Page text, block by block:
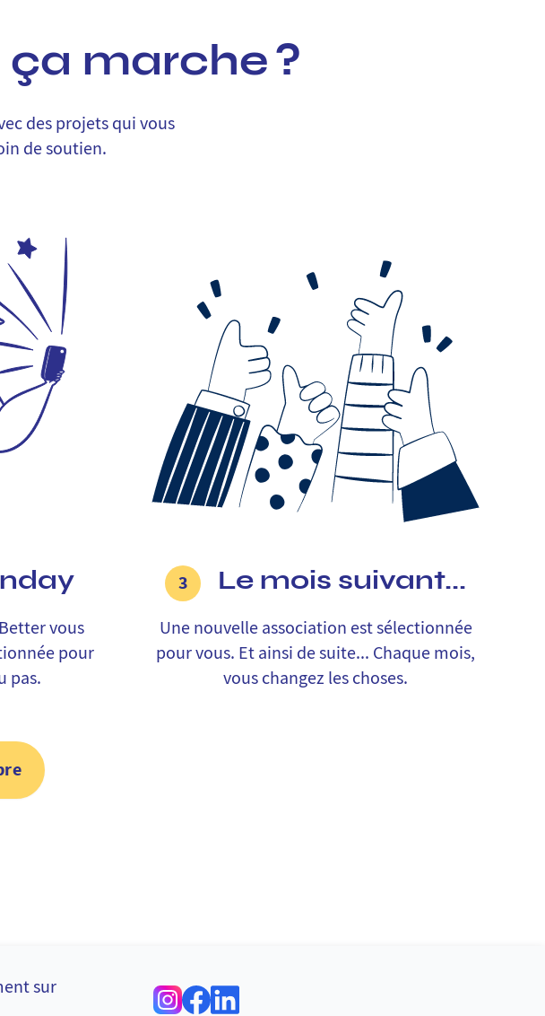
marche ?
des projets qui vous
de soutien.
vous
pour
pas.
3 Le mois suivant...
Une nouvelle association est sélectionnée
pour vous. Et ainsi de suite... Chaque mois,
vous changez les choses.
sur